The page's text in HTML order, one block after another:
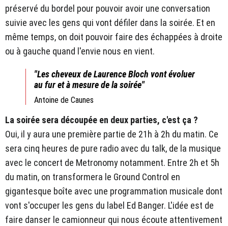
préservé du bordel pour pouvoir avoir une conversation
suivie avec les gens qui vont défiler dans la soirée. Et en
même temps, on doit pouvoir faire des échappées à droite
ou à gauche quand l'envie nous en vient.
"Les cheveux de Laurence Bloch vont évoluer
au fur et à mesure de la soirée"
Antoine de Caunes
La soirée sera découpée en deux parties, c'est ça ?
Oui, il y aura une première partie de 21h à 2h du matin. Ce
sera cinq heures de pure radio avec du talk, de la musique
avec le concert de Metronomy notamment. Entre 2h et 5h
du matin, on transformera le Ground Control en
gigantesque boîte avec une programmation musicale dont
vont s'occuper les gens du label Ed Banger. L'idée est de
faire danser le camionneur qui nous écoute attentivement